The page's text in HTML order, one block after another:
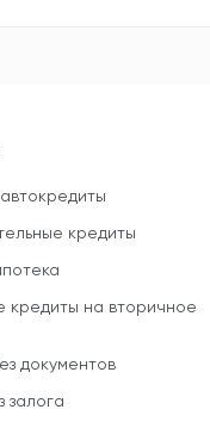
кредиты
кредиты на вторичное
документов
залога